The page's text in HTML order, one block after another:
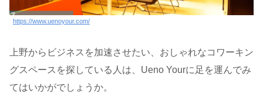
https://www.uenoyour.com/
上野からビジネスを加速させたい、おしゃれなコワーキン
グスペースを探している人は、Ueno Yourに足を運んでみ
てはいかがでしょうか。